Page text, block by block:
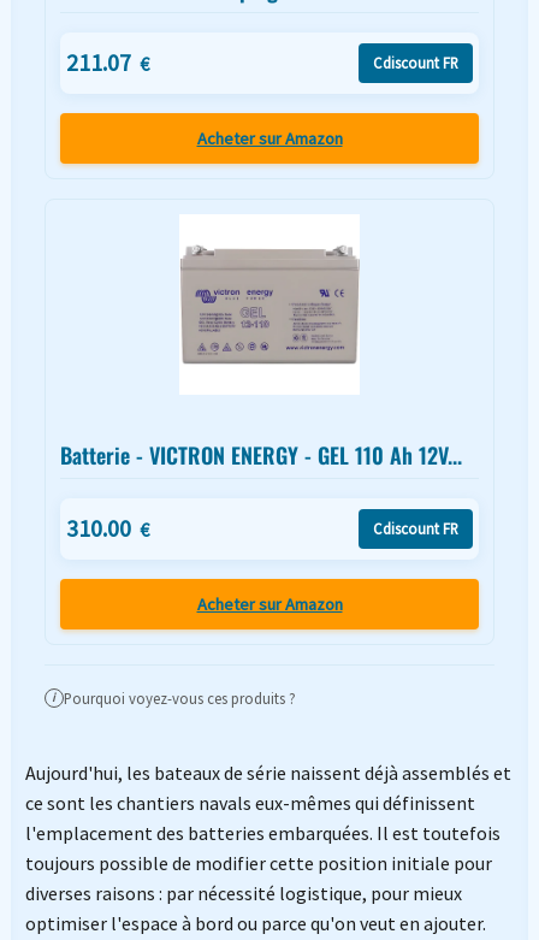
211.07 € Cdiscount FR
Acheter sur Amazon
Batterie - VICTRON ENERGY - GEL 110 Ah 12V...
310.00 € Cdiscount FR
Acheter sur Amazon
i Pourquoi voyez-vous ces produits ?
Aujourd'hui, les bateaux de série naissent déjà assemblés et
ce sont les chantiers navals eux-mêmes qui définissent
l'emplacement des batteries embarquées. Il est toutefois
toujours possible de modifier cette position initiale pour
diverses raisons : par nécessité logistique, pour mieux
optimiser l'espace à bord ou parce qu'on veut en ajouter.